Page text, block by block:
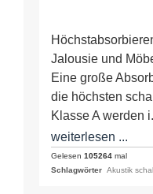
Jalousie und
Eine große
die höchsten
Klasse A werden
großflächige
weiterlesen ...
Gelesen 105264 mal
Schlagwörter Akustik